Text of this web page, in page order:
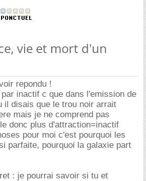
vie et mort d'un
repondu !
inactif c que dans l'emission de
il disais que le trou noir arrait
mais je ne comprend pas
donc plus d'attraction=inactif
pour moi c'est pourquoi les
parfaite, pourquoi la galaxie part
: je pourrai savoir si tu et